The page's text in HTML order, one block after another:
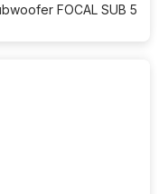
FOCAL SUB 5